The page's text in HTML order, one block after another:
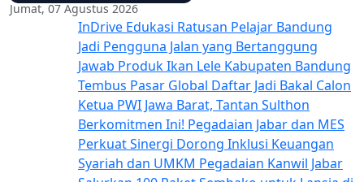
Jumat, 07 Agustus 2026
InDrive Edukasi Ratusan Pelajar Bandung
Jadi Pengguna Jalan yang Bertanggung
Jawab Produk Ikan Lele Kabupaten Bandung
Tembus Pasar Global Daftar Jadi Bakal Calon
Ketua PWI Jawa Barat, Tantan Sulthon
Berkomitmen Ini! Pegadaian Jabar dan MES
Perkuat Sinergi Dorong Inklusi Keuangan
Syariah dan UMKM Pegadaian Kanwil Jabar